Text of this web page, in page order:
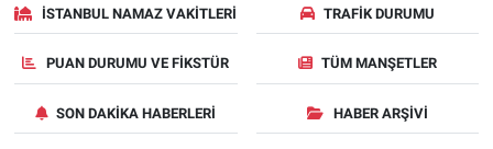
İSTANBUL NAMAZ VAKITLERI TRAFIK DURUMU
PUAN DURUMU VE FIKSTÜR TÜM MANŞETLER
SON DAKIKA HABERLERI HABER ARŞIVI